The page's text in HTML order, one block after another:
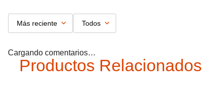
Más reciente Todos
Cargando comentarios…
Productos Relacionados